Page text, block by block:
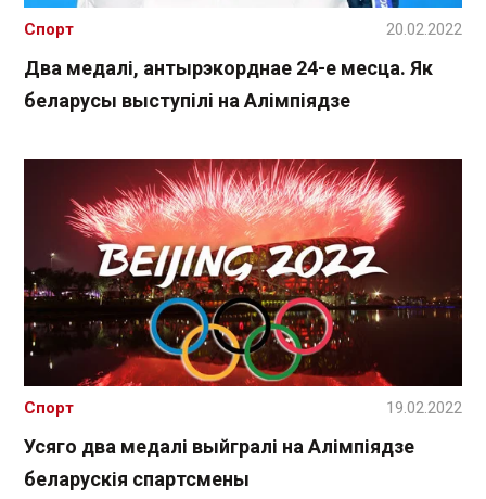
Два медалі, антырэкорднае 24-е месца. Як
беларусы выступілі на Алімпіядзе
Спорт 20.02.2022
Усяго два медалі выйгралі на Алімпіядзе
беларускія спартсмены
Спорт 19.02.2022